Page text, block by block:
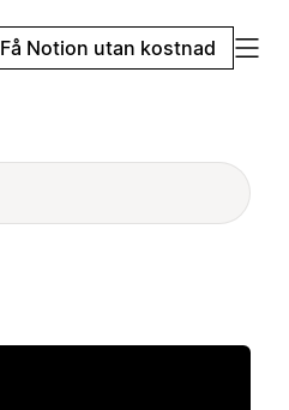
Få Notion utan kostnad